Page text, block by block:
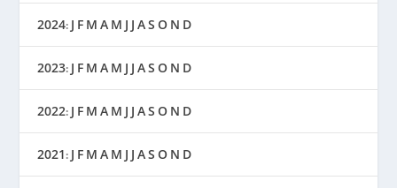
2024: J F M A M J J AS O N D
2023: J F M A M J J AS O N D
2022: J F M A M J J AS O N D
2021: J F M A M J J AS O N D